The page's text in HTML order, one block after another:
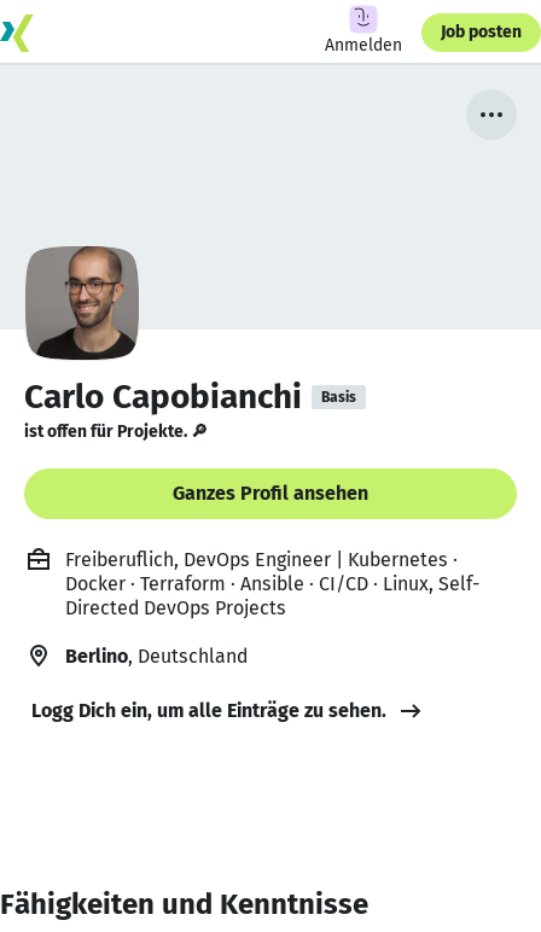
Anmelden
Job posten
Carlo Capobianchi Basis
ist offen für Projekte. 🔎
Ganzes Profil ansehen
Freiberuflich, DevOps Engineer | Kubernetes ·
Docker · Terraform · Ansible · CI/CD · Linux, Self-
Directed DevOps Projects
Berlino, Deutschland
Logg Dich ein, um alle Einträge zu sehen.
Fähigkeiten und Kenntnisse